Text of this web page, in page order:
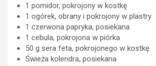
1 pomidor, pokrojony w kostkę
1 ogórek, obrany i pokrojony w plastry
1 czerwona papryka, posiekana
1 cebula, pokrojona w piórka
50 g sera feta, pokrojonego w kostkę
Świeża kolendra, posiekana